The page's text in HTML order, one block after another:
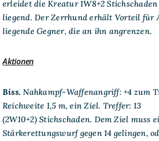
erleidet die Kreatur 1W8+2
liegend. Der Zerrhund erhält Vorteil für
liegende Gegner, die an ihn angrenzen.
Aktionen
Biss.Nahkampf-Waffenangriff: +4 zum
Reichweite 1,5 m, ein Ziel. Treffer: 13
(2W10+2) Stichschaden. Dem Ziel muss
Stärkerettungswurf gegen 14 gelingen,